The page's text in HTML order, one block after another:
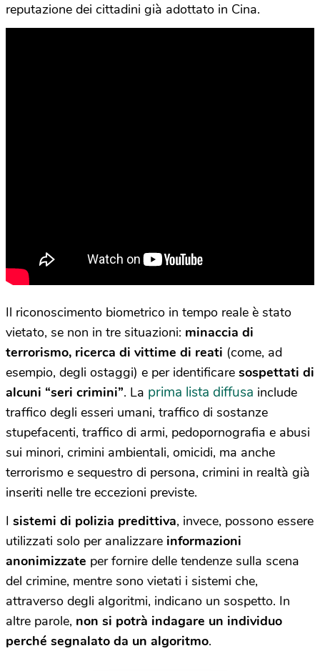
reputazione dei cittadini già adottato in Cina.
Il riconoscimento biometrico in tempo reale è stato
vietato, se non in tre situazioni: minaccia di
terrorismo, ricerca di vittime di reati (come, ad
esempio, degli ostaggi) e per identificare sospettati di
alcuni “seri crimini”. La prima lista diffusa include
traffico degli esseri umani, traffico di sostanze
stupefacenti, traffico di armi, pedopornografia e abusi
sui minori, crimini ambientali, omicidi, ma anche
terrorismo e sequestro di persona, crimini in realtà già
inseriti nelle tre eccezioni previste.
I sistemi di polizia predittiva, invece, possono essere
utilizzati solo per analizzare informazioni
anonimizzate per fornire delle tendenze sulla scena
del crimine, mentre sono vietati i sistemi che,
attraverso degli algoritmi, indicano un sospetto. In
altre parole, non si potrà indagare un individuo
perché segnalato da un algoritmo.